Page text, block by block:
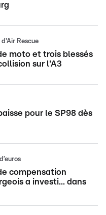
d'Air Rescue
moto et trois blessés
sur l'A3
pour le SP98 dès
compensation
a investi... dans